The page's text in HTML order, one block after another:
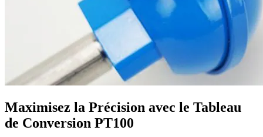
Maximisez la Précision avec le Tableau
de Conversion PT100